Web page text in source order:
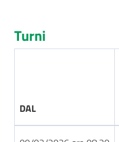
Turni
DAL